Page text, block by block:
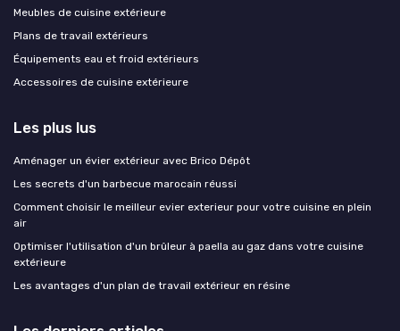
Meubles de cuisine extérieure
Plans de travail extérieurs
Équipements eau et froid extérieurs
Accessoires de cuisine extérieure
Les plus lus
Aménager un évier extérieur avec Brico Dépôt
Les secrets d'un barbecue marocain réussi
Comment choisir le meilleur evier exterieur pour votre cuisine en plein
air
Optimiser l'utilisation d'un brûleur à paella au gaz dans votre cuisine
extérieure
Les avantages d'un plan de travail extérieur en résine